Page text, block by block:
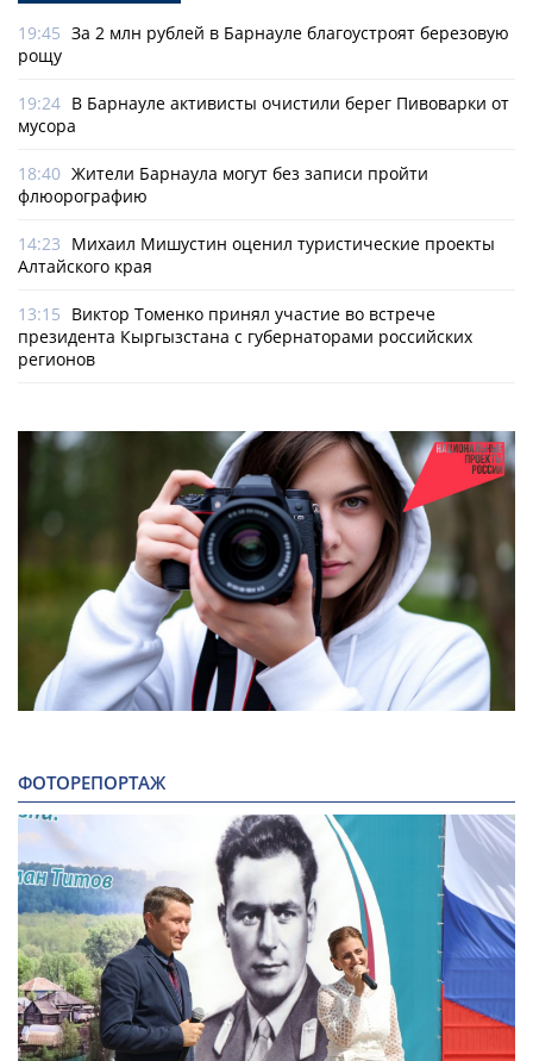
19:45 За 2 млн рублей в Барнауле благоустроят березовую
рощу
19:24 В Барнауле активисты очистили берег Пивоварки от
мусора
18:40 Жители Барнаула могут без записи пройти
флюорографию
14:23 Михаил Мишустин оценил туристические проекты
Алтайского края
13:15 Виктор Томенко принял участие во встрече
президента Кыргызстана с губернаторами российских
регионов
ФОТОРЕПОРТАЖ